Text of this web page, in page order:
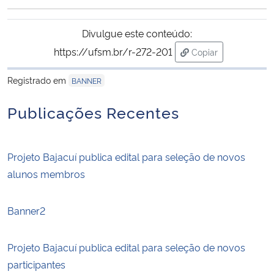
Ministério da Cidadania
Ministério de Minas e Energia
Ministério da Ciência, Tecnologia, Inovações e Comunicações
Ministério do Turismo
Ministério da Mulher, da Família e dos Direitos Humanos
Divulgue este conteúdo:
https://ufsm.br/r-272-201
Copiar
para área de
Registrado em
BANNER
Publicações Recentes
Projeto Bajacuí publica edital para seleção de novos
alunos membros
Banner2
Projeto Bajacuí publica edital para seleção de novos
participantes